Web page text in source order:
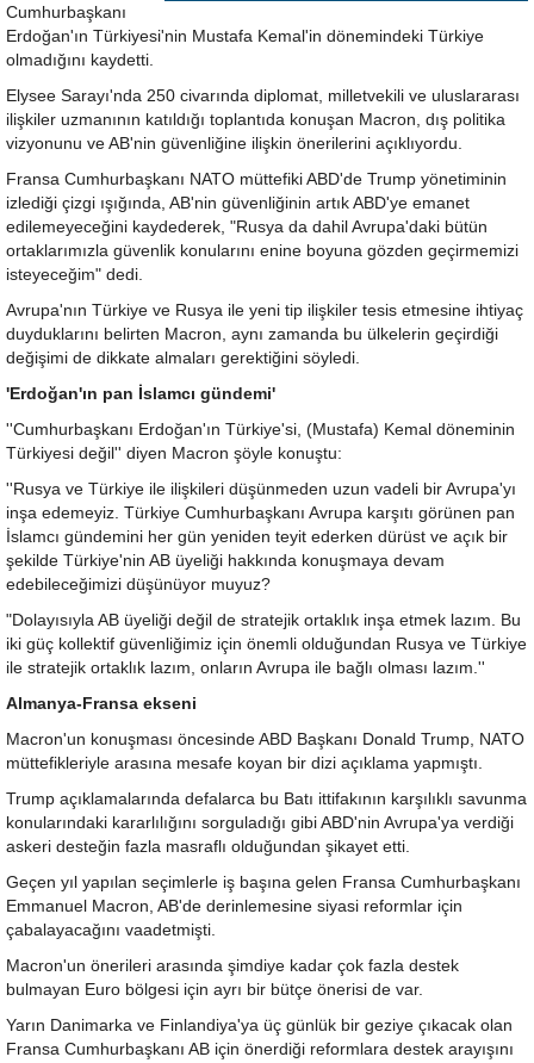
Cumhurbaşkanı
Erdoğan'ın Türkiyesi'nin Mustafa Kemal'in dönemindeki Türkiye
olmadığını kaydetti.
Elysee Sarayı'nda 250 civarında diplomat, milletvekili ve uluslararası
ilişkiler uzmanının katıldığı toplantıda konuşan Macron, dış politika
vizyonunu ve AB'nin güvenliğine ilişkin önerilerini açıklıyordu.
Fransa Cumhurbaşkanı NATO müttefiki ABD'de Trump yönetiminin
izlediği çizgi ışığında, AB'nin güvenliğinin artık ABD'ye emanet
edilemeyeceğini kaydederek, "Rusya da dahil Avrupa'daki bütün
ortaklarımızla güvenlik konularını enine boyuna gözden geçirmemizi
isteyeceğim" dedi.
Avrupa'nın Türkiye ve Rusya ile yeni tip ilişkiler tesis etmesine ihtiyaç
duyduklarını belirten Macron, aynı zamanda bu ülkelerin geçirdiği
değişimi de dikkate almaları gerektiğini söyledi.
'Erdoğan'ın pan İslamcı gündemi'
''Cumhurbaşkanı Erdoğan'ın Türkiye'si, (Mustafa) Kemal döneminin
Türkiyesi değil'' diyen Macron şöyle konuştu:
''Rusya ve Türkiye ile ilişkileri düşünmeden uzun vadeli bir Avrupa'yı
inşa edemeyiz. Türkiye Cumhurbaşkanı Avrupa karşıtı görünen pan
İslamcı gündemini her gün yeniden teyit ederken dürüst ve açık bir
şekilde Türkiye'nin AB üyeliği hakkında konuşmaya devam
edebileceğimizi düşünüyor muyuz?
"Dolayısıyla AB üyeliği değil de stratejik ortaklık inşa etmek lazım. Bu
iki güç kollektif güvenliğimiz için önemli olduğundan Rusya ve Türkiye
ile stratejik ortaklık lazım, onların Avrupa ile bağlı olması lazım.''
Almanya-Fransa ekseni
Macron'un konuşması öncesinde ABD Başkanı Donald Trump, NATO
müttefikleriyle arasına mesafe koyan bir dizi açıklama yapmıştı.
Trump açıklamalarında defalarca bu Batı ittifakının karşılıklı savunma
konularındaki kararlılığını sorguladığı gibi ABD'nin Avrupa'ya verdiği
askeri desteğin fazla masraflı olduğundan şikayet etti.
Geçen yıl yapılan seçimlerle iş başına gelen Fransa Cumhurbaşkanı
Emmanuel Macron, AB'de derinlemesine siyasi reformlar için
çabalayacağını vaadetmişti.
Macron'un önerileri arasında şimdiye kadar çok fazla destek
bulmayan Euro bölgesi için ayrı bir bütçe önerisi de var.
Yarın Danimarka ve Finlandiya'ya üç günlük bir geziye çıkacak olan
Fransa Cumhurbaşkanı AB için önerdiği reformlara destek arayışını